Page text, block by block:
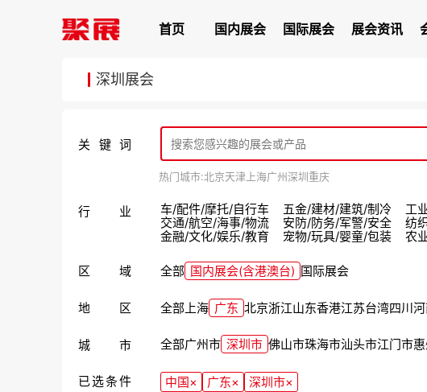
首页 国内展会 国际展会 展会资讯
深圳展会
关键词
热门城市:北京天津 上海广州深圳重庆
行业 车/配件/摩托/自行车 五金/建材/建筑/制冷 工
交通/航空/海事/物流
安防/防务/军警/安全 纺
金融/文化/娱乐/教育
宠物/玩具/婴童/包装 农
区域 全部 国内展会(含港澳台) 国际展会
地区 全部上海 广东 北京浙江山东香港江苏台湾四川
城市 全部广州市 深圳市 佛山市珠海市汕头市江门市
已选条件 中国× 广东× 深圳市×